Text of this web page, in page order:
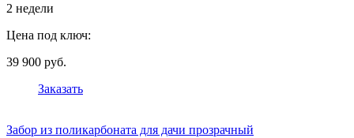
2 недели
Цена под ключ:
39 900 руб.
Заказать
Забор из поликарбоната для дачи прозрачный